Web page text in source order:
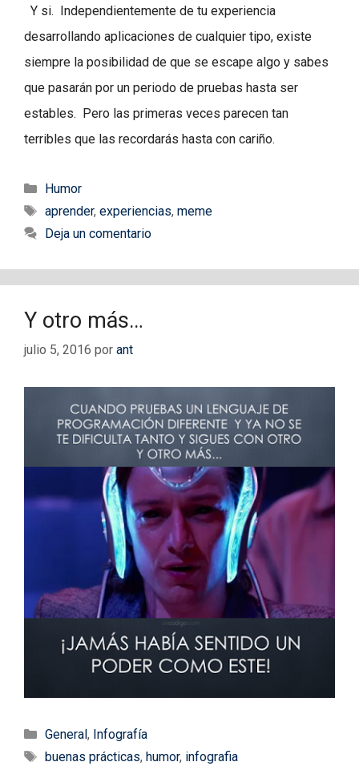
Y si. Independientemente de tu experiencia
desarrollando aplicaciones de cualquier tipo, existe
siempre la posibilidad de que se escape algo y sabes
que pasarán por un periodo de pruebas hasta ser
estables. Pero las primeras veces parecen tan
terribles que las recordarás hasta con cariño.
Categorías
Humor
Etiquetas
aprender, experiencias, meme
Deja un comentario
Y otro más…
julio 5, 2016 por ant
Categorías
General , Infografía
Etiquetas
buenas prácticas, humor, infografia